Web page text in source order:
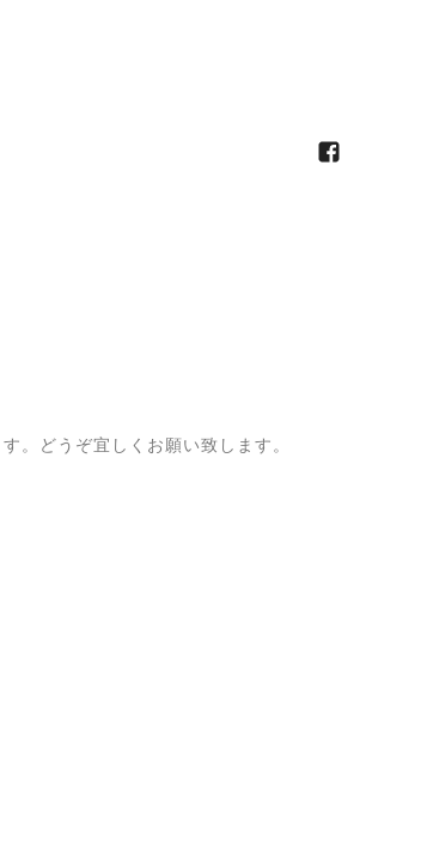
。どうぞ宜しくお願い致します。